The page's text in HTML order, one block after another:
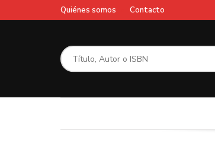
Quiénes somos Contacto